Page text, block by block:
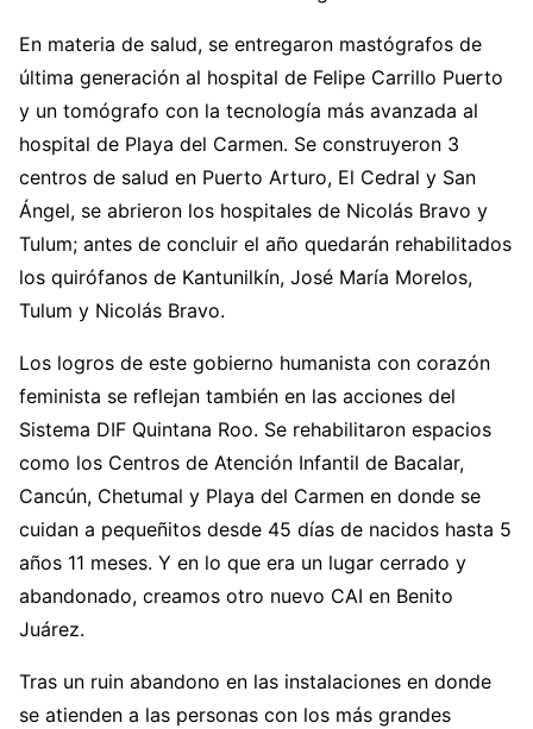
En materia de salud, se entregaron mastógrafos de
última generación al hospital de Felipe Carrillo Puerto
y un tomógrafo con la tecnología más avanzada al
hospital de Playa del Carmen. Se construyeron 3
centros de salud en Puerto Arturo, El Cedral y San
Ángel, se abrieron los hospitales de Nicolás Bravo y
Tulum; antes de concluir el año quedarán rehabilitados
los quirófanos de Kantunilkín, José María Morelos,
Tulum y Nicolás Bravo.
Los logros de este gobierno humanista con corazón
feminista se reflejan también en las acciones del
Sistema DIF Quintana Roo. Se rehabilitaron espacios
como los Centros de Atención Infantil de Bacalar,
Cancún, Chetumal y Playa del Carmen en donde se
cuidan a pequeñitos desde 45 días de nacidos hasta 5
años 11 meses. Y en lo que era un lugar cerrado y
abandonado, creamos otro nuevo CAI en Benito
Juárez.
Tras un ruin abandono en las instalaciones en donde
se atienden a las personas con los más grandes